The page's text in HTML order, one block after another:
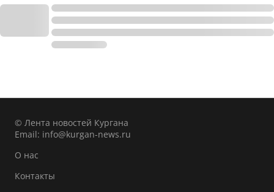
© Лента новостей Кургана
Email: info@kurgan-news.ru
О нас
Контакты